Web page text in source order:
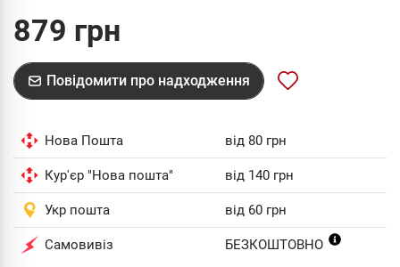
879 грн
Повідомити про надходження
Нова Пошта від 80 грн
Кур'єр "Нова пошта" від 140 грн
Укр пошта від 60 грн
Самовивіз БЕЗКОШТОВНО